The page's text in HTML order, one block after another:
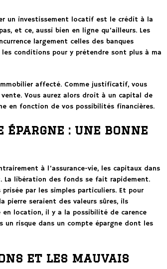
un investissement locatif est le crédit à la
et ce, aussi bien en ligne qu’ailleurs. Les
largement celles des banques
les conditions pour y prétendre sont plus à ma
affecté. Comme justificatif, vous
Vous aurez alors droit à un capital de
en fonction de vos possibilités financières.
: une bonne
à l’assurance-vie, les capitaux dans
libération des fonds se fait rapidement.
par les simples particuliers. Et pour
pierre seraient des valeurs sûres, ils
location, il y a la possibilité de carence
un risque dans un compte épargne dont les
et les mauvais